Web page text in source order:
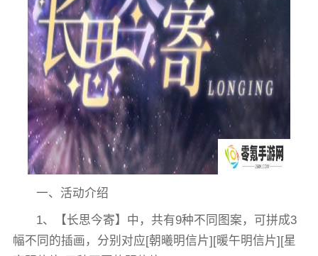
一、活动介绍
1、【长思今寄】中，共有9种不同图案，可拼成3
幅不同的插画，分别对应[朝曦明信片][暖午明信片][星